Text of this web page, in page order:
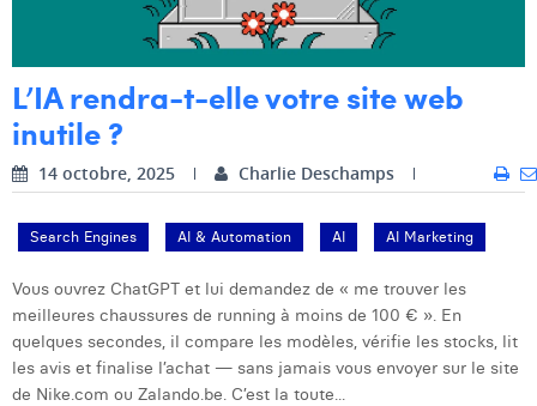
Diane Tremouroux
Edouard Polet
Elio Civalleri
Eliott Pousset
Floriane Defacqz
Hanne Van Loock
Janne Beke
L’IA rendra-t-elle votre site web
inutile ?
14 octobre, 2025 Charlie Deschamps
Search Engines AI & Automation AI AI Marketing
Vous ouvrez ChatGPT et lui demandez de « me trouver les
meilleures chaussures de running à moins de 100 € ». En
quelques secondes, il compare les modèles, vérifie les stocks, lit
les avis et finalise l’achat — sans jamais vous envoyer sur le site
de Nike.com ou Zalando.be. C’est la toute...